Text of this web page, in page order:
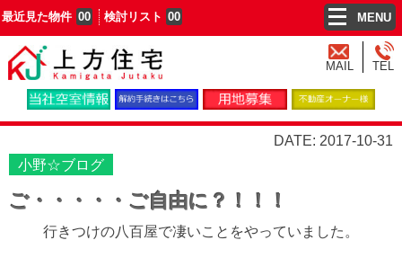
最近見た物件 00 検討リスト 00 MENU
MAIL TEL
DATE: 2017-10-31
小野☆ブログ
ご・・・・・ご自由に？！！！
行きつけの八百屋で凄いことをやっていました。